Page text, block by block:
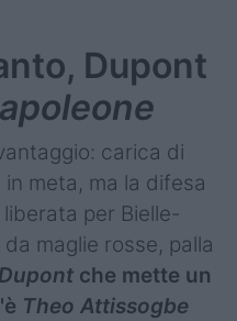
Dupont
carica di
meta, ma la difesa
per Bielle-
maglie rosse, palla
che mette un
Theo Attissogbe